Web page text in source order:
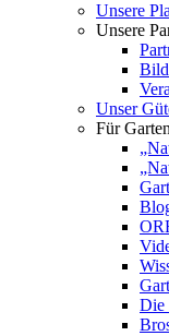
Unsere
Unsere
Unser
Für
Die